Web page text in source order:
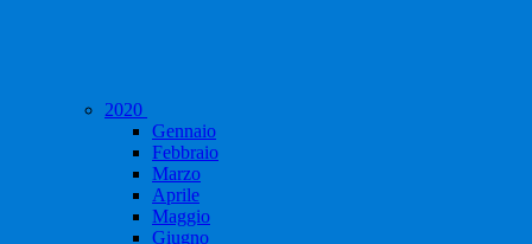
2020
Gennaio
Febbraio
Marzo
Aprile
Maggio
Giugno